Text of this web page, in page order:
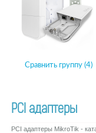
Сравнить группу (4)
PCI адаптеры
PCI адаптеры MikroTik -